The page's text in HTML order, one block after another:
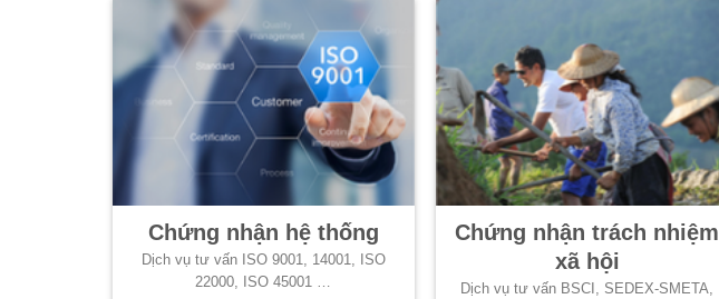
Chứng nhận hệ thống
Dịch vụ tư vấn ISO 9001, 14001, ISO
22000, ISO 45001 …
Chứng nhận trách nhiệm
xã hội
Dịch vụ tư vấn BSCI, SEDEX-SMETA,